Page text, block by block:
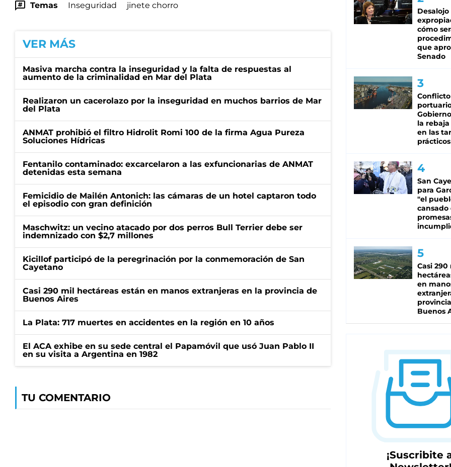
Temas Inseguridad jinete chorro
VER MÁS
Masiva marcha contra la inseguridad y la falta de respuestas al
aumento de la criminalidad en Mar del Plata
Realizaron un cacerolazo por la inseguridad en muchos barrios de Mar
del Plata
ANMAT prohibió el filtro Hidrolit Romi 100 de la firma Agua Pureza
Soluciones Hídricas
Fentanilo contaminado: excarcelaron a las exfuncionarias de ANMAT
detenidas esta semana
Femicidio de Mailén Antonich: las cámaras de un hotel captaron todo
el episodio con gran definición
Maschwitz: un vecino atacado por dos perros Bull Terrier debe ser
indemnizado con $2,7 millones
Kicillof participó de la peregrinación por la conmemoración de San
Cayetano
Casi 290 mil hectáreas están en manos extranjeras en la provincia de
Buenos Aires
La Plata: 717 muertes en accidentes en la región en 10 años
El ACA exhibe en su sede central el Papamóvil que usó Juan Pablo II
en su visita a Argentina en 1982
TU COMENTARIO
cómo
que
Senado
Conflicto
la rebaja
en las
prácticos
San
para
"el
cansado
Casi 290
en
Buenos
¡Suscribite